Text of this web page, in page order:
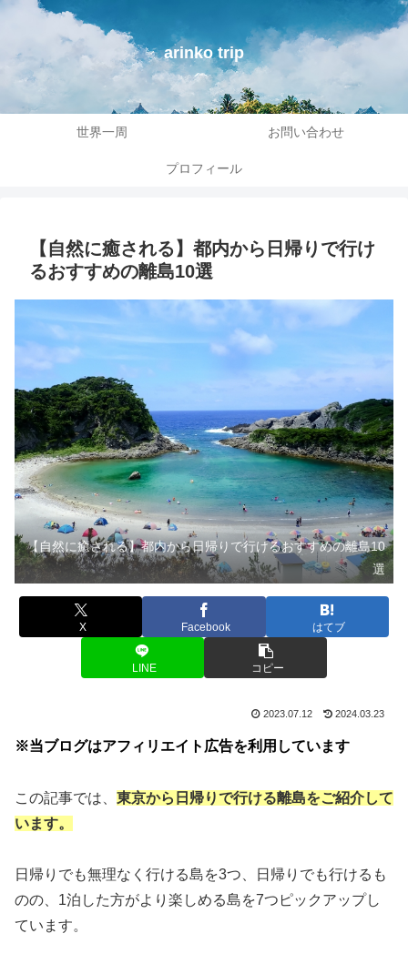
arinko trip
世界一周 お問い合わせ
プロフィール
【自然に癒される】都内から日帰りで行け
るおすすめの離島10選
【自然に癒される】都内から日帰りで行けるおすすめの離島10
選
X Facebook はてブ
LINE コピー
2023.07.12 2024.03.23
※当ブログはアフィリエイト広告を利用しています
この記事では、 東京から日帰りで行ける離島をご紹介して
います。
日帰りでも無理なく行ける島を3つ、日帰りでも行けるも
のの、1泊した方がより楽しめる島を7つピックアップし
ています。